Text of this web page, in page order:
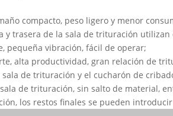
compacto, peso ligero y menor
y trasera de la sala de trituración
pequeña vibración, fácil de operar;
alta productividad, gran relación de
sala de trituración y el cucharón de
de trituración, sin salto de material,
los restos finales se pueden